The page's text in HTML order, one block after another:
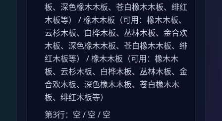
板、深色橡木木板、苍白橡木木板、绯红
木板等） / 橡木木板（可用：橡木木板、
云杉木板、白桦木板、丛林木板、金合欢
木板、深色橡木木板、苍白橡木木板、绯
红木板等） / 橡木木板（可用：橡木木
板、云杉木板、白桦木板、丛林木板、金
合欢木板、深色橡木木板、苍白橡木木
板、绯红木板等）
第3行：空 / 空 / 空